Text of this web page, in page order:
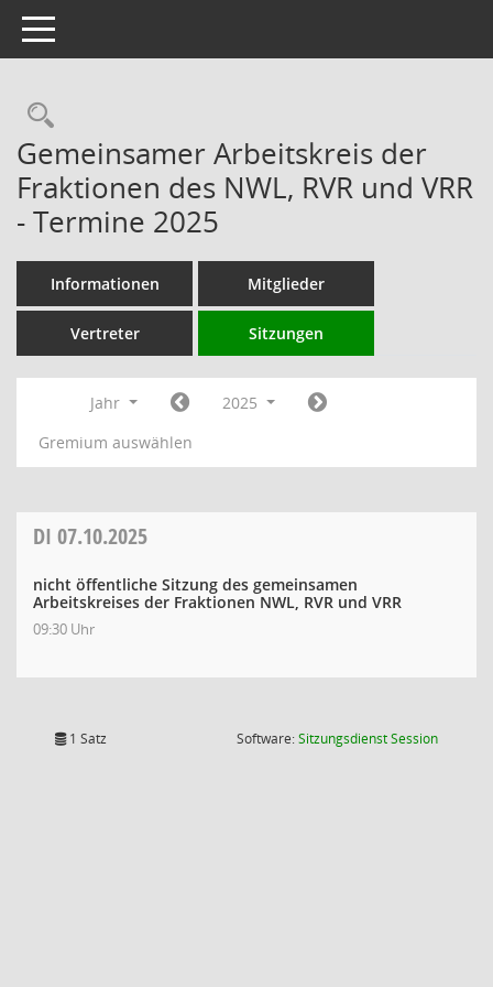
Toggle navigation
Rechercheauswahl
Gemeinsamer Arbeitskreis der
Fraktionen des NWL, RVR und VRR
- Termine 2025
Informationen Mitglieder
Vertreter Sitzungen
Jahr
2025
Gremium auswählen
DI 07.10.2025
nicht öffentliche Sitzung des gemeinsamen
Arbeitskreises der Fraktionen NWL, RVR und VRR
09:30 Uhr
1 Satz Software:SitzungsdienstSession(Wird in